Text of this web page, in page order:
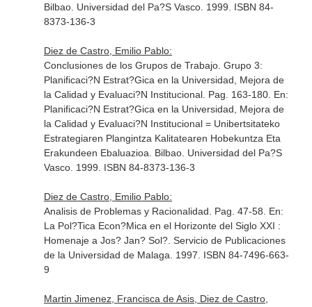
Bilbao. Universidad del Pa?S Vasco. 1999. ISBN 84-
8373-136-3
Diez de Castro, Emilio Pablo:
Conclusiones de los Grupos de Trabajo. Grupo 3:
Planificaci?N Estrat?Gica en la Universidad, Mejora de
la Calidad y Evaluaci?N Institucional. Pag. 163-180. En:
Planificaci?N Estrat?Gica en la Universidad, Mejora de
la Calidad y Evaluaci?N Institucional = Unibertsitateko
Estrategiaren Plangintza Kalitatearen Hobekuntza Eta
Erakundeen Ebaluazioa . Bilbao. Universidad del Pa?S
Vasco. 1999. ISBN 84-8373-136-3
Diez de Castro, Emilio Pablo:
Analisis de Problemas y Racionalidad. Pag. 47-58. En:
La Pol?Tica Econ?Mica en el Horizonte del Siglo XXI :
Homenaje a Jos? Jan? Sol?. Servicio de Publicaciones
de la Universidad de Malaga. 1997. ISBN 84-7496-663-
9
Martin Jimenez, Francisca de Asis, Diez de Castro,